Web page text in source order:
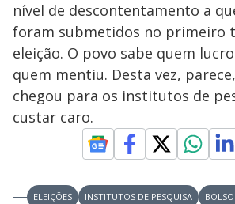
nível de descontentamento a
foram submetidos no primeiro
eleição. O povo sabe quem
quem mentiu. Desta vez,
chegou para os institutos de
custar caro.
ELEIÇÕES INSTITUTOS DE PESQUISA